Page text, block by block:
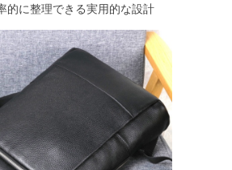
的に整理できる実用的な設計